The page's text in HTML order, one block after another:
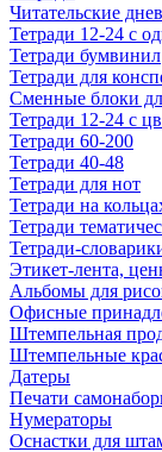
Читательские
Тетради 12-24 с
Тетради бумвинил
Тетради для
Сменные блоки
Тетради 12-24 с
Тетради 60-200
Тетради 40-48
Тетради для нот
Тетради на
Тетради
Тетради-
Этикет-лента,
Альбомы для
Офисные
Штемпельная
Штемпельные
Датеры
Печати
Нумераторы
Оснастки для